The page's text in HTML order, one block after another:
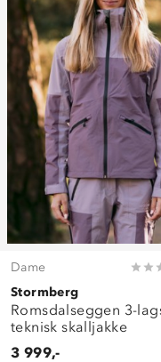
Dame
Stormberg
Romsdalseggen 3-
teknisk skalljakke
3 999,-